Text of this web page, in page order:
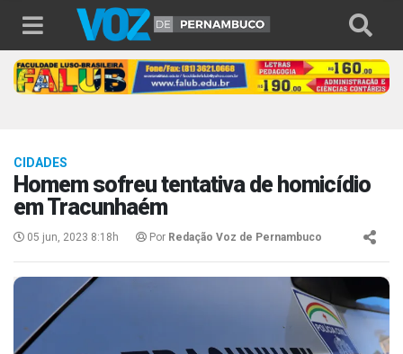
CIDADES
Homem sofreu tentativa de homicídio
em Tracunhaém
05 jun, 2023 8:18h Por Redação Voz de Pernambuco